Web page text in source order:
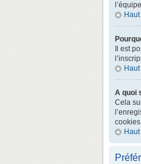
Haut
Il est
Haut
A quoi
Cela
Haut